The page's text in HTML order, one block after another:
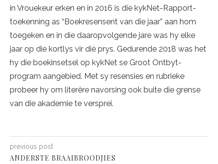
in Vrouekeur erken en in 2016 is die kykNet-Rapport-
toekenning as “Boekresensent van die jaar” aan hom
toegeken en in die daaropvolgende jare was hy elke
jaar op die kortlys vir dié prys. Gedurende 2018 was het
hy die boekinsetsel op kykNet se Groot Ontbyt-
program aangebied. Met sy resensies en rubrieke
probeer hy om literêre navorsing ook buite die grense
van die akademie te versprei.
previous post
ANDERSTE BRAAIBROODJIES